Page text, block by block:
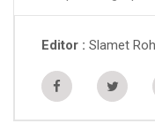
Editor Slamet